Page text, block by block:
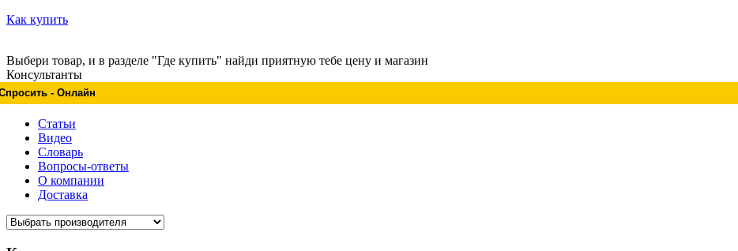
Как купить
Выбери товар, и в разделе "Где купить" найди приятную тебе цену и магазин
Консультанты
- Онлайн
Статьи
Видео
Словарь
Вопросы-ответы
О компании
Доставка